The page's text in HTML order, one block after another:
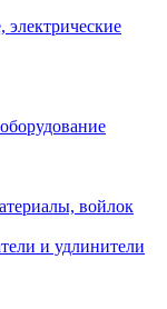
войлок
и удлинители